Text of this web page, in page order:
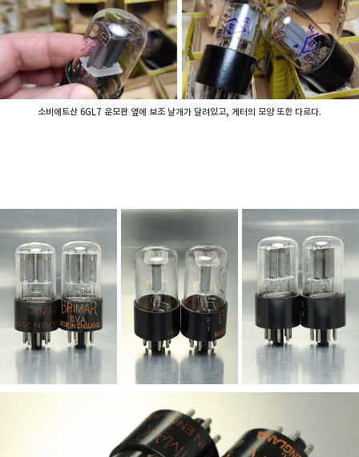
소비에트산 6GL7 운모판 옆에 보조 날개가 달려있고, 게터의 모양 또한 다르다.